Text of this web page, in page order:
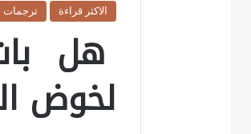
الاكثر قراءة ترجمات
هل
لخوض